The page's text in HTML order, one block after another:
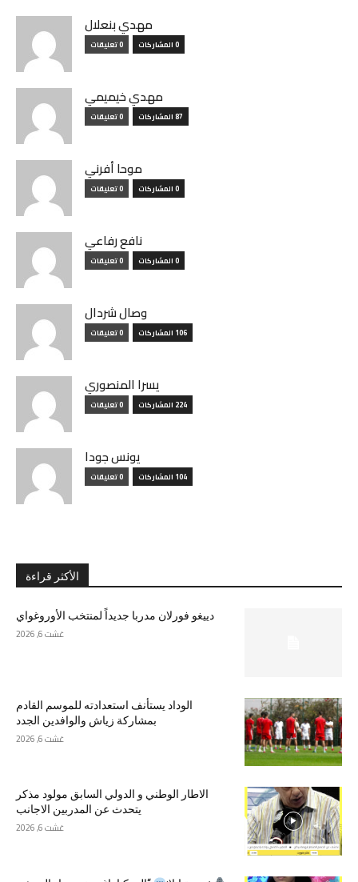
مهدي بنعلال
0 المشاركات 0 تعليقات
مهدي خيميمي
87 المشاركات 0 تعليقات
موحا أفرني
0 المشاركات 0 تعليقات
نافع رفاعي
0 المشاركات 0 تعليقات
وصال شردال
106 المشاركات 0 تعليقات
يسرا المنصوري
224 المشاركات 0 تعليقات
يونس جودا
104 المشاركات 0 تعليقات
الأكثر قراءة
دييغو فورلان مدربا جديداً لمنتخب الأوروغواي
غشت 6, 2026
الوداد يستأنف استعدادته للموسم القادم
بمشاركة زياش والوافدين الجدد
غشت 6, 2026
الاطار الوطني و الدولي السابق مولود مذكر
يتحدث عن المدربين الاجانب
غشت 6, 2026